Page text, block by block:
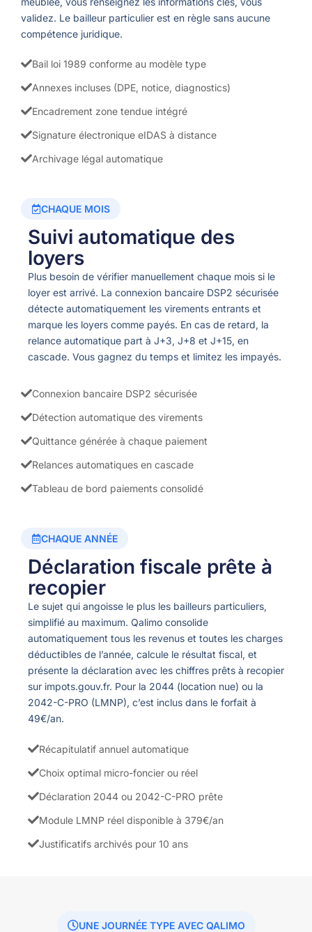
validez. Le bailleur particulier est en règle sans aucune
compétence juridique.
Bail loi 1989 conforme au modèle type
Annexes incluses (DPE, notice, diagnostics)
Encadrement zone tendue intégré
Signature électronique eIDAS à distance
Archivage légal automatique
CHAQUE MOIS
Suivi automatique des
loyers
Plus besoin de vérifier manuellement chaque mois si le
loyer est arrivé. La connexion bancaire DSP2 sécurisée
détecte automatiquement les virements entrants et
marque les loyers comme payés. En cas de retard, la
relance automatique part à J+3, J+8 et J+15, en
cascade. Vous gagnez du temps et limitez les impayés.
Connexion bancaire DSP2 sécurisée
Détection automatique des virements
Quittance générée à chaque paiement
Relances automatiques en cascade
Tableau de bord paiements consolidé
CHAQUE ANNÉE
Déclaration fiscale prête à
recopier
Le sujet qui angoisse le plus les bailleurs particuliers,
simplifié au maximum. Qalimo consolide
automatiquement tous les revenus et toutes les charges
déductibles de l’année, calcule le résultat fiscal, et
présente la déclaration avec les chiffres prêts à recopier
sur impots.gouv.fr. Pour la 2044 (location nue) ou la
2042-C-PRO (LMNP), c’est inclus dans le forfait à
49€/an.
Récapitulatif annuel automatique
Choix optimal micro-foncier ou réel
Déclaration 2044 ou 2042-C-PRO prête
Module LMNP réel disponible à 379€/an
Justificatifs archivés pour 10 ans
UNE JOURNÉE TYPE AVEC QALIMO